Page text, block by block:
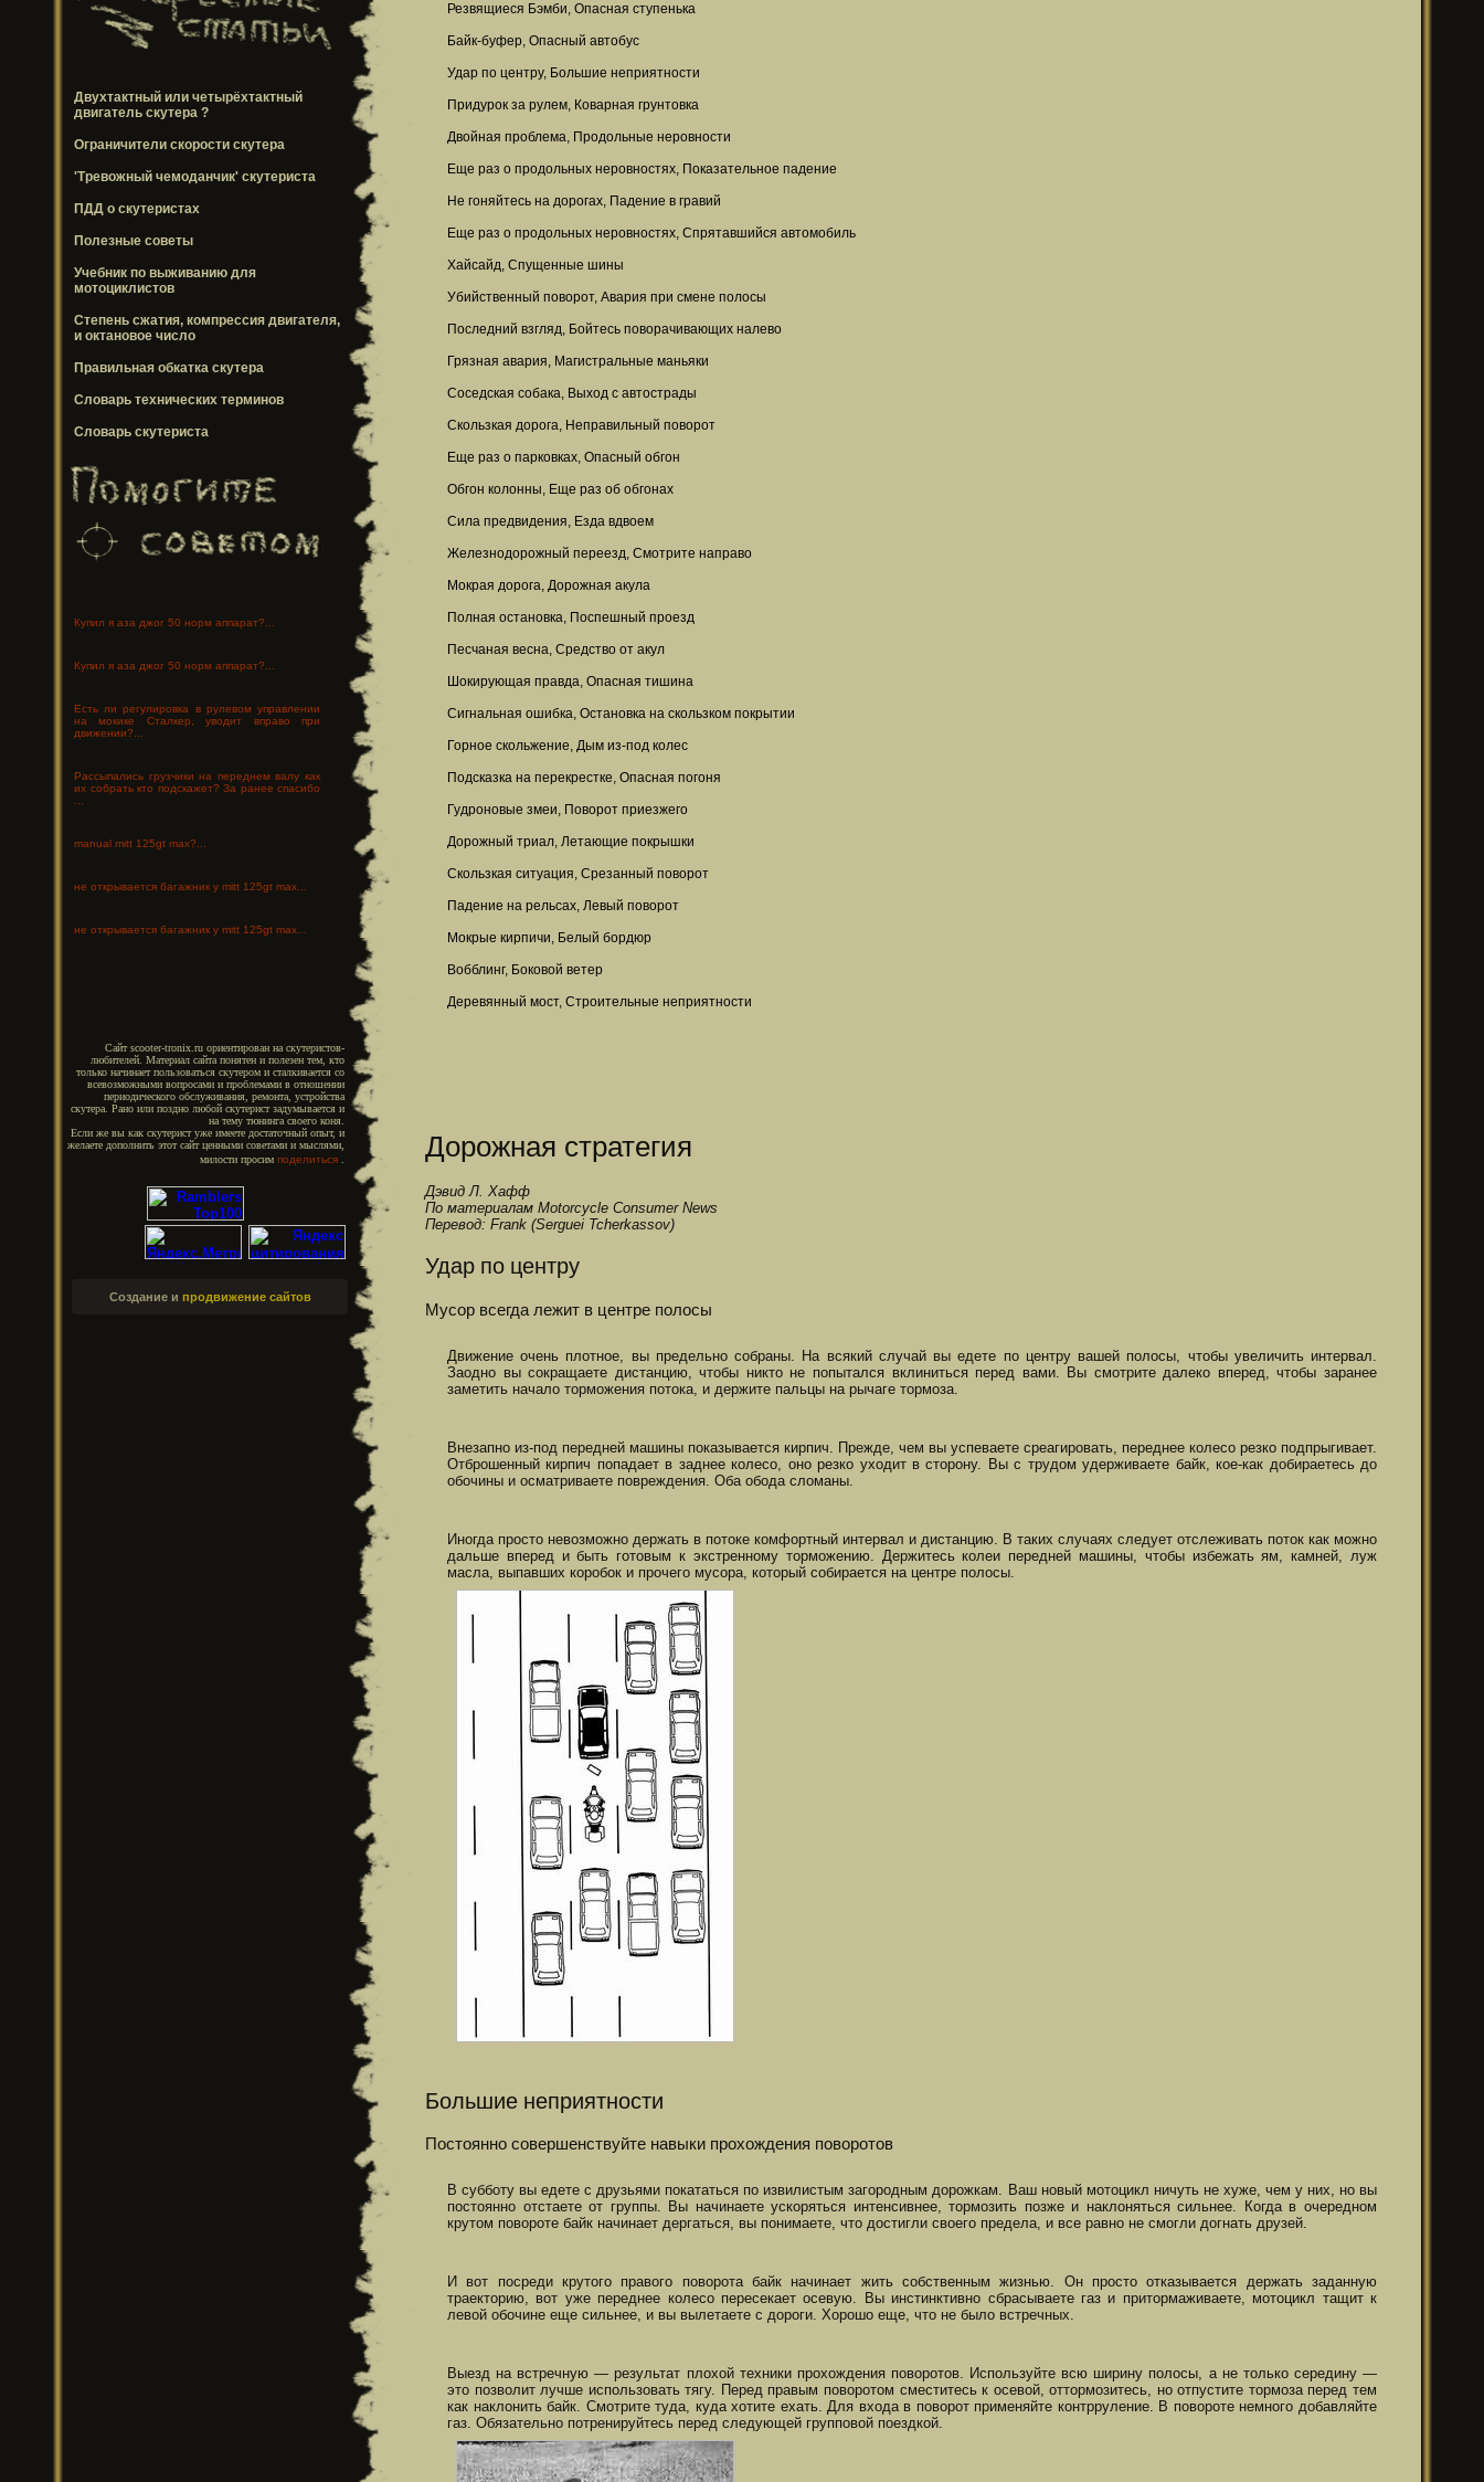
Двухтактный или четырёхтактный
двигатель скутера ?
Ограничители скорости скутера
'Тревожный чемоданчик' скутериста
ПДД о скутеристах
Полезные советы
Учебник по выживанию для
мотоциклистов
Степень сжатия, компрессия двигателя,
и октановое число
Правильная обкатка скутера
Словарь технических терминов
Словарь скутериста
Купил я аза джог 50 норм аппарат?...
Купил я аза джог 50 норм аппарат?...
Есть ли регулировка в рулевом управлении
на мокике Сталкер, уводит вправо при
движении?...
Рассыпались грузчики на переднем валу как
их собрать кто подскажет? За ранее спасибо
...
manual mitt 125gt max?...
не открывается багажник у mitt 125gt max...
не открывается багажник у mitt 125gt max...
Сайт scooter-tronix.ru ориентирован на скутеристов-
любителей. Материал сайта понятен и полезен тем, кто
только начинает пользоваться скутером и сталкивается со
всевозможными вопросами и проблемами в отношении
периодического обслуживания, ремонта, устройства
скутера. Рано или поздно любой скутерист задумывается и
на тему тюнинга своего коня.
Если же вы как скутерист уже имеете достаточный опыт, и
желаете дополнить этот сайт ценными советами и мыслями,
милости просим поделиться .
Создание и продвижение сайтов
Резвящиеся Бэмби, Опасная ступенька
Байк-буфер, Опасный автобус
Удар по центру, Большие неприятности
Придурок за рулем, Коварная грунтовка
Двойная проблема, Продольные неровности
Еще раз о продольных неровностях, Показательное падение
Не гоняйтесь на дорогах, Падение в гравий
Еще раз о продольных неровностях, Спрятавшийся автомобиль
Хайсайд, Спущенные шины
Убийственный поворот, Авария при смене полосы
Последний взгляд, Бойтесь поворачивающих налево
Грязная авария, Магистральные маньяки
Соседская собака, Выход с автострады
Скользкая дорога, Неправильный поворот
Еще раз о парковках, Опасный обгон
Обгон колонны, Еще раз об обгонах
Сила предвидения, Езда вдвоем
Железнодорожный переезд, Смотрите направо
Мокрая дорога, Дорожная акула
Полная остановка, Поспешный проезд
Песчаная весна, Средство от акул
Шокирующая правда, Опасная тишина
Сигнальная ошибка, Остановка на скользком покрытии
Горное скольжение, Дым из-под колес
Подсказка на перекрестке, Опасная погоня
Гудроновые змеи, Поворот приезжего
Дорожный триал, Летающие покрышки
Скользкая ситуация, Срезанный поворот
Падение на рельсах, Левый поворот
Мокрые кирпичи, Белый бордюр
Вобблинг, Боковой ветер
Деревянный мост, Строительные неприятности
Дорожная стратегия
Дэвид Л. Хафф
По материалам Motorcycle Consumer News
Перевод: Frank (Serguei Tcherkassov)
Удар по центру
Мусор всегда лежит в центре полосы
Движение очень плотное, вы предельно собраны. На всякий случай вы едете по центру вашей полосы, чтобы увеличить интервал.
Заодно вы сокращаете дистанцию, чтобы никто не попытался вклиниться перед вами. Вы смотрите далеко вперед, чтобы заранее
заметить начало торможения потока, и держите пальцы на рычаге тормоза.
Внезапно из-под передней машины показывается кирпич. Прежде, чем вы успеваете среагировать, переднее колесо резко подпрыгивает.
Отброшенный кирпич попадает в заднее колесо, оно резко уходит в сторону. Вы с трудом удерживаете байк, кое-как добираетесь до
обочины и осматриваете повреждения. Оба обода сломаны.
Иногда просто невозможно держать в потоке комфортный интервал и дистанцию. В таких случаях следует отслеживать поток как можно
дальше вперед и быть готовым к экстренному торможению. Держитесь колеи передней машины, чтобы избежать ям, камней, луж
масла, выпавших коробок и прочего мусора, который собирается на центре полосы.
Большие неприятности
Постоянно совершенствуйте навыки прохождения поворотов
В субботу вы едете с друзьями покататься по извилистым загородным дорожкам. Ваш новый мотоцикл ничуть не хуже, чем у них, но вы
постоянно отстаете от группы. Вы начинаете ускоряться интенсивнее, тормозить позже и наклоняться сильнее. Когда в очередном
крутом повороте байк начинает дергаться, вы понимаете, что достигли своего предела, и все равно не смогли догнать друзей.
И вот посреди крутого правого поворота байк начинает жить собственным жизнью. Он просто отказывается держать заданную
траекторию, вот уже переднее колесо пересекает осевую. Вы инстинктивно сбрасываете газ и притормаживаете, мотоцикл тащит к
левой обочине еще сильнее, и вы вылетаете с дороги. Хорошо еще, что не было встречных.
Выезд на встречную — результат плохой техники прохождения поворотов. Используйте всю ширину полосы, а не только середину —
это позволит лучше использовать тягу. Перед правым поворотом сместитесь к осевой, оттормозитесь, но отпустите тормоза перед тем
как наклонить байк. Смотрите туда, куда хотите ехать. Для входа в поворот применяйте контрруление. В повороте немного добавляйте
газ. Обязательно потренируйтесь перед следующей групповой поездкой.